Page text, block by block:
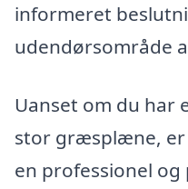
informeret
udendørsområde
Uanset om du har
stor græsplæne, er
en professionel